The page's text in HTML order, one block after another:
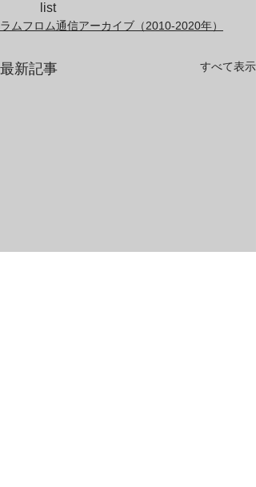
list
ラムフロム通信アーカイブ（2010-2020年）
最新記事 すべて表示